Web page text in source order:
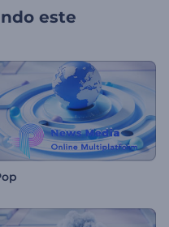
este